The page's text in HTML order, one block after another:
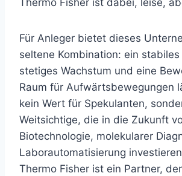
Thermo Fisher ist dabei, leise,
Für Anleger bietet dieses
seltene Kombination: ein
stetiges Wachstum und eine
Raum für Aufwärtsbewegungen
kein Wert für Spekulanten,
Weitsichtige, die in die Zukunft
Biotechnologie, molekularer
Laborautomatisierung
Thermo Fisher ist ein Partner,